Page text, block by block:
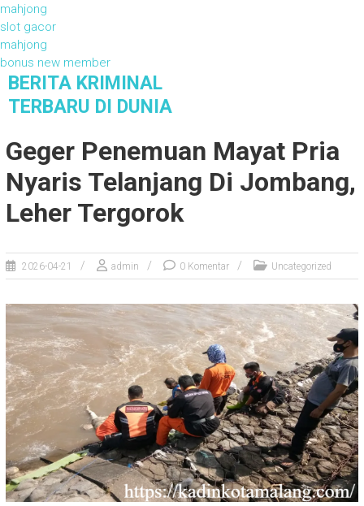
mahjong
slot gacor
mahjong
bonus new member
e
BERITA KRIMINAL
TERBARU DI DUNIA
Geger Penemuan Mayat Pria
Nyaris Telanjang Di Jombang,
Leher Tergorok
2026-04-21 admin 0 Komentar Uncategorized